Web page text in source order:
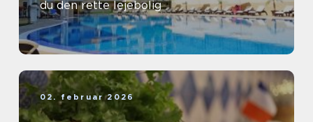
du den rette lejebolig
02. februar 2026